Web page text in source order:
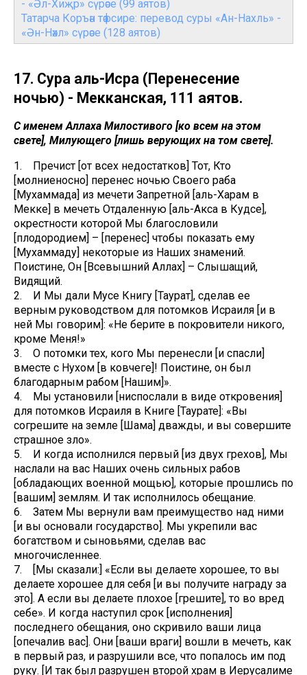
- «Әл-Хиҗр» сүрәсе (99 аятов)
Татарча Коръән тәфсире: перевод суры «Ан-Нахль» -
«Ән-Нәхл» сүрәсе (128 аятов)
17. Сура аль-Исра (Перенесение
ночью) - Мекканская, 111 аятов.
С именем Аллаха Милостивого [ко всем на этом
свете], Милующего [лишь верующих на том свете].
1. Пречист [от всех недостатков] Тот, Кто
[молниеносно] перенес ночью Своего раба
[Мухаммада] из мечети Запретной [аль-Харам в
Мекке] в мечеть Отдаленную [аль-Акса в Кудсе],
окрестности которой Мы благословили
[плодородием] – [перенес] чтобы показать ему
[Мухаммаду] некоторые из Наших знамений.
Поистине, Он [Всевышний Аллах] – Слышащий,
Видящий.
2. И Мы дали Мусе Книгу [Таурат], сделав ее
верным руководством для потомков Исраиля [и в
ней Мы говорим]: «Не берите в покровители никого,
кроме Меня!»
3. О потомки тех, кого Мы перенесли [и спасли]
вместе с Нухом [в ковчеге]! Поистине, он был
благодарным рабом [Нашим]».
4. Мы установили [ниспослали в виде откровения]
для потомков Исраиля в Книге [Таурате]: «Вы
согрешите на земле [Шама] дважды, и вы совершите
страшное зло».
5. И когда исполнился первый [из двух грехов], Мы
наслали на вас Наших очень сильных рабов
[обладающих военной мощью], которые прошлись по
[вашим] землям. И так исполнилось обещание.
6. Затем Мы вернули вам преимущество над ними
[и вы основали государство]. Мы укрепили вас
богатством и сыновьями, сделав вас
многочисленнее.
7. [Мы сказали:] «Если вы делаете хорошее, то вы
делаете хорошее для себя [и вы получите награду за
это]. А если вы делаете плохое [грешите], то во вред
себе». И когда наступил срок [исполнения]
последнего обещания, оно скривило ваши лица
[опечалив вас]. Они [ваши враги] вошли в мечеть, как
в первый раз, и разрушили все, что попалось им под
руку. [И так был разрушен второй храм в Иерусалиме